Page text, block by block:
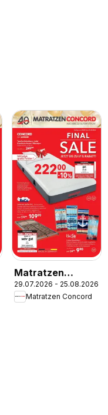
Matratzen
Concord
Eugendorf
29.07.2026 - 25.08.2026
Matratzen Concord